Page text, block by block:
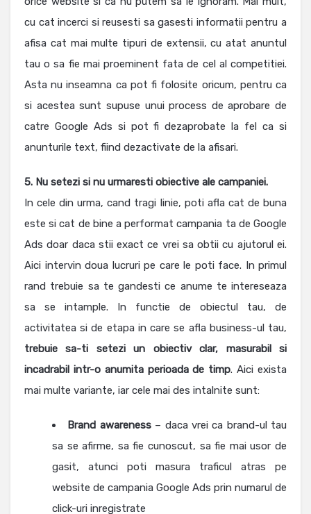
cu cat incerci si reusesti sa gasesti informatii pentru a
afisa cat mai multe tipuri de extensii, cu atat anuntul
tau o sa fie mai proeminent fata de cel al competitiei.
Asta nu inseamna ca pot fi folosite oricum, pentru ca
si acestea sunt supuse unui process de aprobare de
catre Google Ads si pot fi dezaprobate la fel ca si
anunturile text, fiind dezactivate de la afisari.
5. Nu setezi si nu urmaresti obiective ale campaniei.
In cele din urma, cand tragi linie, poti afla cat de buna
este si cat de bine a performat campania ta de Google
Ads doar daca stii exact ce vrei sa obtii cu ajutorul ei.
Aici intervin doua lucruri pe care le poti face. In primul
rand trebuie sa te gandesti ce anume te intereseaza
sa se intample. In functie de obiectul tau, de
activitatea si de etapa in care se afla business-ul tau,
trebuie sa-ti setezi un obiectiv clar, masurabil si
incadrabil intr-o anumita perioada de timp. Aici exista
mai multe variante, iar cele mai des intalnite sunt:
Brand awareness – daca vrei ca brand-ul tau
sa se afirme, sa fie cunoscut, sa fie mai usor de
gasit, atunci poti masura traficul atras pe
website de campania Google Ads prin numarul de
click-uri inregistrate